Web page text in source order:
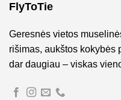
FlyToTie
Geresnės vietos
rišimas, aukštos kokybės
dar daugiau – viskas